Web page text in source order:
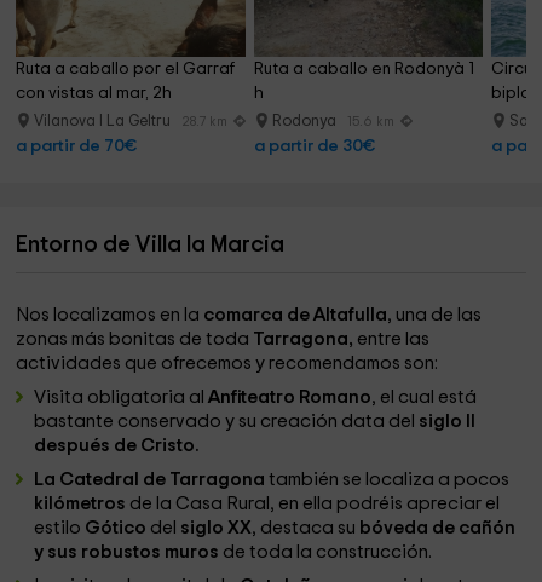
Ruta a caballo por el Garraf
con vistas al mar, 2h
Vilanova I La Geltru 28.7 km
a partir de 70€
Ruta a caballo en Rodonyà 1
h
Rodonya 15.6 km
a partir de 30€ a
Entorno de Villa la Marcia
Nos localizamos en la comarca de Altafulla, una de las
zonas más bonitas de toda Tarragona, entre las
actividades que ofrecemos y recomendamos son:
Visita obligatoria alAnfiteatro Romano, el cual está
bastante conservado y su creación data del siglo II
después de Cristo.
La Catedral de Tarragona también se localiza a pocos
kilómetros de la Casa Rural, en ella podréis apreciar el
estilo Gótico del siglo XX, destaca su bóveda de cañón
y sus robustos muros de toda la construcción.